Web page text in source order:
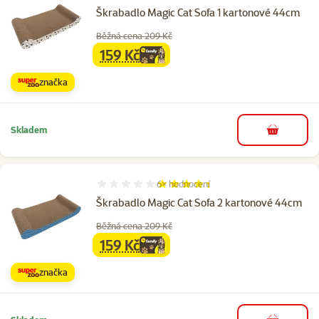
Škrabadlo Magic Cat Sofa 1 kartonové 44cm
Běžná cena 209 Kč
familycena
159 Kč
značka
Skladem do košíku
Škrabadlo Magic Cat Sofa 2 kartonové 44cm
Hodnocení 87%, počet hodnocení: 6
6× hodnocení
Běžná cena 209 Kč
familycena
159 Kč
značka